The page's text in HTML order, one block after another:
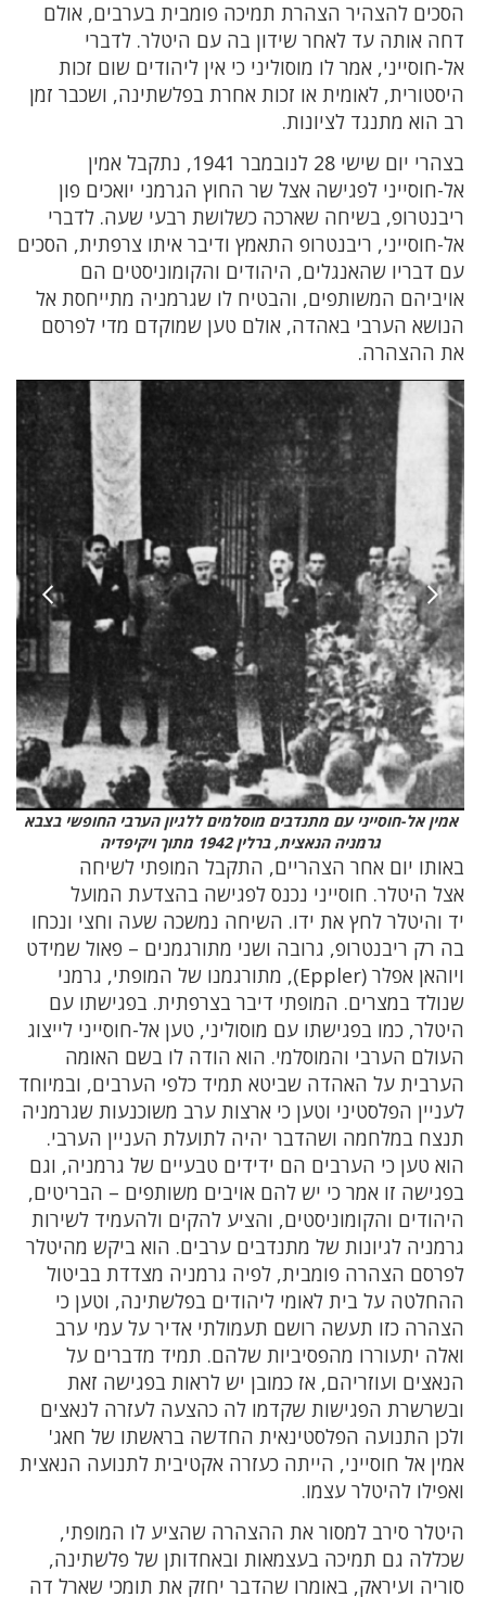
הסכים להצהיר הצהרת תמיכה פומבית בערבים, אולם
דחה אותה עד לאחר שידון בה עם היטלר. לדברי
אל-חוסייני, אמר לו מוסוליני כי אין ליהודים שום זכות
היסטורית, לאומית או זכות אחרת בפלשתינה, ושכבר זמן
רב הוא מתנגד לציונות.
בצהרי יום שישי 28 לנובמבר 1941, נתקבל אמין
אל-חוסייני לפגישה אצל שר החוץ הגרמני יואכים פון
ריבנטרופ, בשיחה שארכה כשלושת רבעי שעה. לדברי
אל-חוסייני, ריבנטרופ התאמץ ודיבר איתו צרפתית, הסכים
עם דבריו שהאנגלים, היהודים והקומוניסטים הם
אויביהם המשותפים, והבטיח לו שגרמניה מתייחסת אל
הנושא הערבי באהדה, אולם טען שמוקדם מדי לפרסם
את ההצהרה.
אמין אל-חוסייני עם מתנדבים מוסלמים ללגיון הערבי החופשי בצבא
גרמניה הנאצית, ברלין 1942 מתוך ויקיפדיה
באותו יום אחר הצהריים, התקבל המופתי לשיחה
אצל היטלר. חוסייני נכנס לפגישה בהצדעת המועל
יד והיטלר לחץ את ידו. השיחה נמשכה שעה וחצי ונכחו
בה רק ריבנטרופ, גרובה ושני מתורגמנים – פאול שמידט
ויוהאן אפלר (Eppler), מתורגמנו של המופתי, גרמני
שנולד במצרים. המופתי דיבר בצרפתית. בפגישתו עם
היטלר, כמו בפגישתו עם מוסוליני, טען אל-חוסייני לייצוג
העולם הערבי והמוסלמי. הוא הודה לו בשם האומה
הערבית על האהדה שביטא תמיד כלפי הערבים, ובמיוחד
לעניין הפלסטיני וטען כי ארצות ערב משוכנעות שגרמניה
תנצח במלחמה ושהדבר יהיה לתועלת העניין הערבי.
הוא טען כי הערבים הם ידידים טבעיים של גרמניה, וגם
בפגישה זו אמר כי יש להם אויבים משותפים – הבריטים,
היהודים והקומוניסטים, והציע להקים ולהעמיד לשירות
גרמניה לגיונות של מתנדבים ערבים. הוא ביקש מהיטלר
לפרסם הצהרה פומבית, לפיה גרמניה מצדדת בביטול
ההחלטה על בית לאומי ליהודים בפלשתינה, וטען כי
הצהרה כזו תעשה רושם תעמולתי אדיר על עמי ערב
ואלה יתעוררו מהפסיביות שלהם. תמיד מדברים על
הנאצים ועוזריהם, אז כמובן יש לראות בפגישה זאת
ובשרשרת הפגישות שקדמו לה כהצעה לעזרה לנאצים
ולכן התנועה הפלסטינאית החדשה בראשתו של חאג'
אמין אל חוסייני, הייתה כעזרה אקטיבית לתנועה הנאצית
ואפילו להיטלר עצמו.
היטלר סירב למסור את ההצהרה שהציע לו המופתי,
שכללה גם תמיכה בעצמאות ובאחדותן של פלשתינה,
סוריה ועיראק, באומרו שהדבר יחזק את תומכי שארל דה